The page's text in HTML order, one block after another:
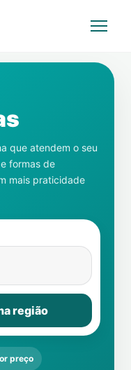
que atendem o seu
formas de
mais praticidade
região
preço